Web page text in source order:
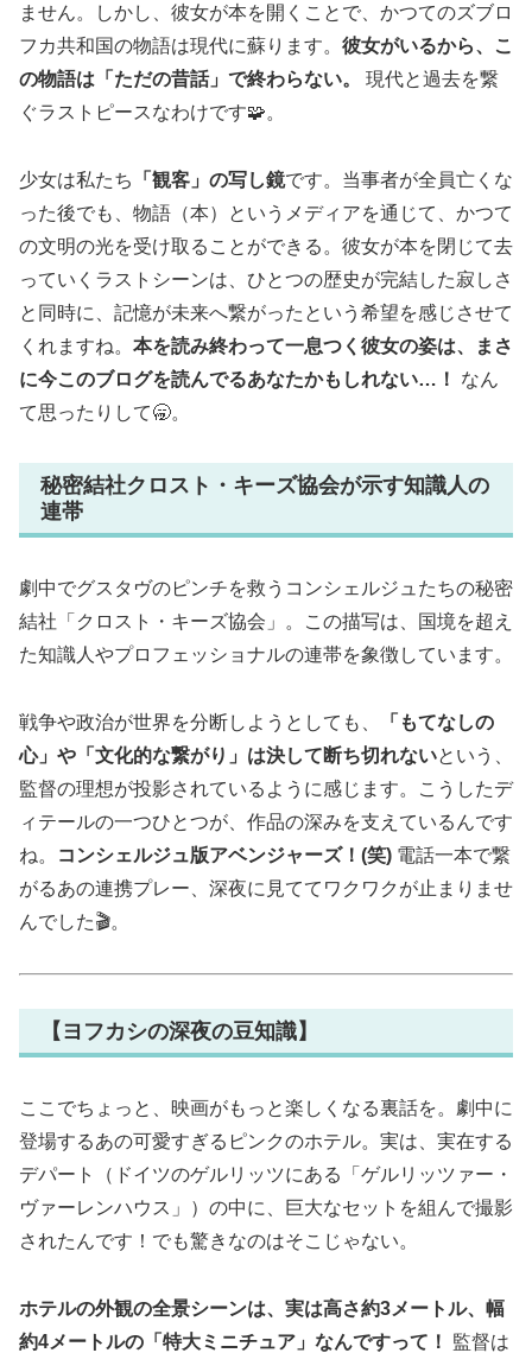
ません。しかし、彼女が本を開くことで、かつてのズブロ
フカ共和国の物語は現代に蘇ります。 彼女がいるから、こ
の物語は「ただの昔話」で終わらない。
現代と過去を繋
ぐラストピースなわけです🧩。
少女は私たち 「観客」の写し鏡です。当事者が全員亡くな
った後でも、物語（本）というメディアを通じて、かつて
の文明の光を受け取ることができる。彼女が本を閉じて去
っていくラストシーンは、ひとつの歴史が完結した寂しさ
と同時に、記憶が未来へ繋がったという希望を感じさせて
くれますね。 本を読み終わって一息つく彼女の姿は、まさ
に今このブログを読んでるあなたかもしれない…！
なん
て思ったりして🥱。
秘密結社クロスト・キーズ協会が示す知識人の
連帯
劇中でグスタヴのピンチを救うコンシェルジュたちの秘密
結社「クロスト・キーズ協会」。この描写は、国境を超え
た知識人やプロフェッショナルの連帯を象徴しています。
戦争や政治が世界を分断しようとしても、
「もてなしの
心」や「文化的な繋がり」は決して断ち切れないという、
監督の理想が投影されているように感じます。こうしたデ
ィテールの一つひとつが、作品の深みを支えているんです
ね。
コンシェルジュ版アベンジャーズ！(笑) 電話一本で繋
がるあの連携プレー、深夜に見ててワクワクが止まりませ
んでした🎬。
【ヨフカシの深夜の豆知識】
ここでちょっと、映画がもっと楽しくなる裏話を。劇中に
登場するあの可愛すぎるピンクのホテル。実は、実在する
デパート（ドイツのゲルリッツにある「ゲルリッツァー・
ヴァーレンハウス」）の中に、巨大なセットを組んで撮影
されたんです！でも驚きなのはそこじゃない。
ホテルの外観の全景シーンは、実は高さ約3メートル、幅
約4メートルの「特大ミニチュア」なんですって！
監督は